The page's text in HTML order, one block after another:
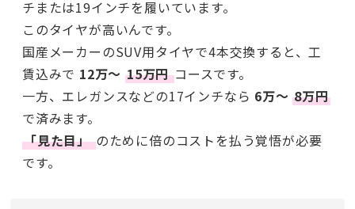
チまたは19インチを履いています。
このタイヤが高いんです。
国産メーカーのSUV用タイヤで4本交換すると、工
賃込みで 12万〜 15万円コースです。
一方、エレガンスなどの17インチなら 6万〜8万円
で済みます。
「見た目」のために倍のコストを払う覚悟が必要
です。